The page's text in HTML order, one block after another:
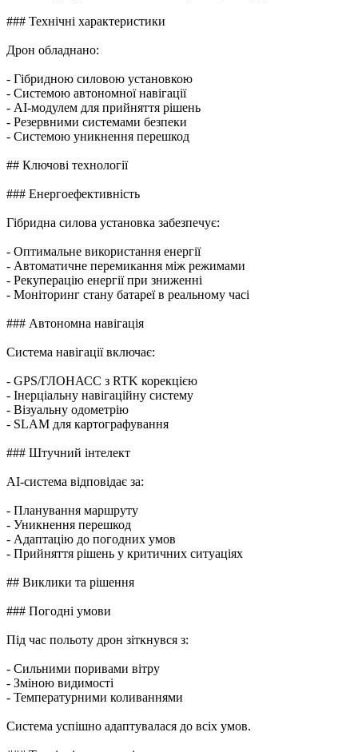
### Технічні характеристики
Дрон обладнано:
- Гібридною силовою установкою
- Системою автономної навігації
- AI-модулем для прийняття рішень
- Резервними системами безпеки
- Системою уникнення перешкод
## Ключові технології
### Енергоефективність
Гібридна силова установка забезпечує:
- Оптимальне використання енергії
- Автоматичне перемикання між режимами
- Рекуперацію енергії при зниженні
- Моніторинг стану батареї в реальному часі
### Автономна навігація
Система навігації включає:
- GPS/ГЛОНАСС з RTK корекцією
- Інерціальну навігаційну систему
- Візуальну одометрію
- SLAM для картографування
### Штучний інтелект
AI-система відповідає за:
- Планування маршруту
- Уникнення перешкод
- Адаптацію до погодних умов
- Прийняття рішень у критичних ситуаціях
## Виклики та рішення
### Погодні умови
Під час польоту дрон зіткнувся з:
- Сильними поривами вітру
- Зміною видимості
- Температурними коливаннями
Система успішно адаптувалася до всіх умов.